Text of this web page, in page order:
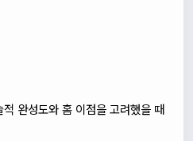
적 완성도와 홈 이점을 고려했을 때